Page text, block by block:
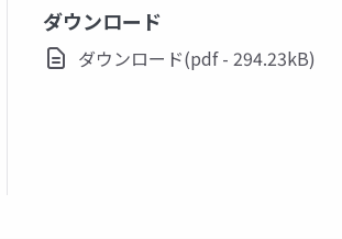
ダウンロード
ダウンロード(pdf - 294.23kB)